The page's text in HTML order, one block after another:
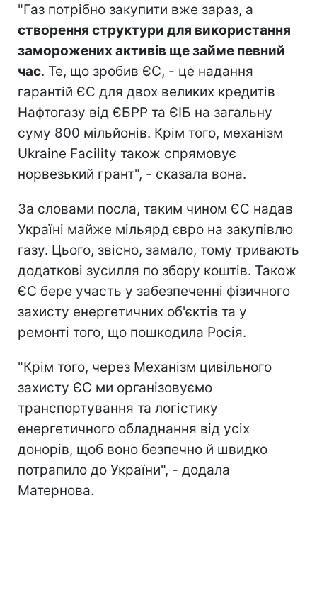
"Газ потрібно закупити вже зараз, а
створення структури для використання
заморожених активів ще займе певний
час. Те, що зробив ЄС, - це надання
гарантій ЄС для двох великих кредитів
Нафтогазу від ЄБРР та ЄІБ на загальну
суму 800 мільйонів. Крім того, механізм
Ukraine Facility також спрямовує
норвезький грант", - сказала вона.
За словами посла, таким чином ЄС надав
Україні майже мільярд євро на закупівлю
газу. Цього, звісно, замало, тому тривають
додаткові зусилля по збору коштів. Також
ЄС бере участь у забезпеченні фізичного
захисту енергетичних об'єктів та у
ремонті того, що пошкодила Росія.
"Крім того, через Механізм цивільного
захисту ЄС ми організовуємо
транспортування та логістику
енергетичного обладнання від усіх
донорів, щоб воно безпечно й швидко
потрапило до України", - додала
Матернова.